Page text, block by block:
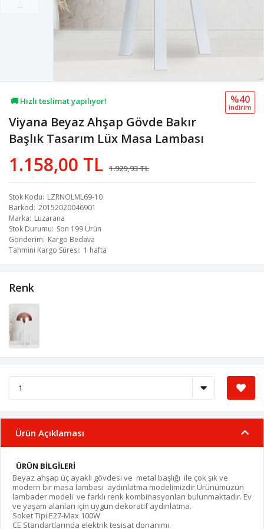
🚚 Hızlı teslimat yapılıyor!
💖 34,7B kişi favoriledi!
💸 Sepette 100 TL indirim!
Viyana Beyaz Ahşap Gövde Bakır
Başlık Tasarım Lüx Masa Lambası
1.158,00 TL 1.929,93 TL
%40
i̇ndi̇ri̇m
Stok Kodu LZRNOLML69-10
Barkod 20152020046901
Marka Luzarana
Stok Durumu Son 199 Ürün
Gönderim Kargo Bedava
Tahmini Kargo Süresi 1 hafta
Renk
Ürün Açıklaması
ÜRÜN BİLGİLERİ
Beyaz ahşap üç ayaklı gövdesi ve metal başlığı ile çok şık ve
modern bir masa lambası aydınlatma modelimizdir.Ürünümüzün
lambader modeli ve farklı renk kombinasyonları bulunmaktadır. Ev
ve yaşam alanları için uygun dekoratif aydınlatma.
Soket Tipi:E27-Max 100W
CE Standartlarında elektrik tesisat donanımı.